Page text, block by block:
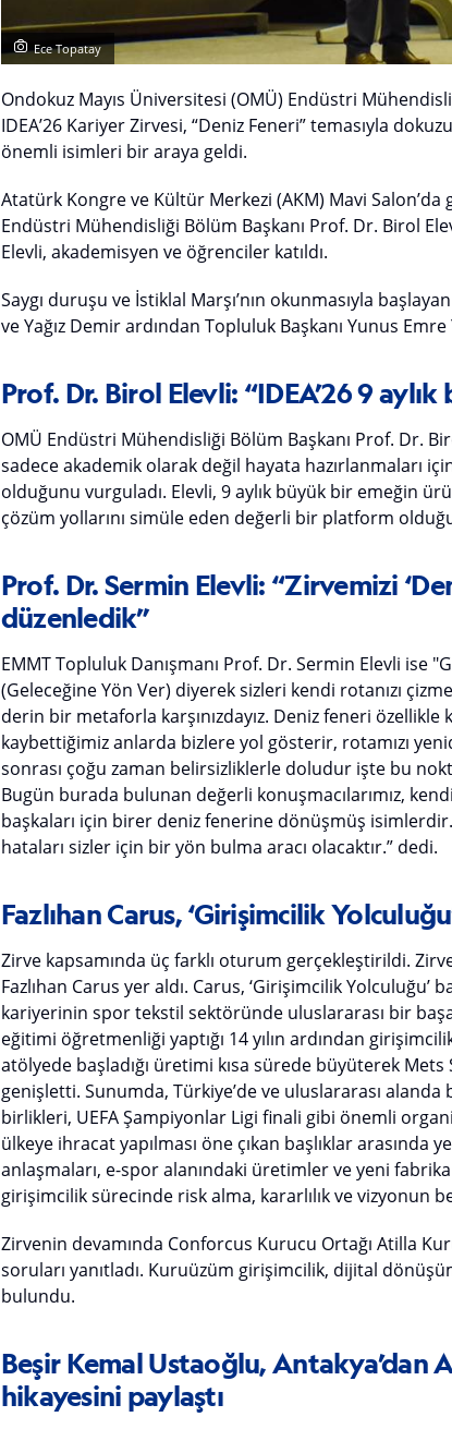
Ece Topatay
Ondokuz Mayıs Üniversitesi (OMÜ) Endüstri
IDEA’26 Kariyer Zirvesi, “Deniz Feneri” temasıyla
önemli isimleri bir araya geldi.
Atatürk Kongre ve Kültür Merkezi (AKM) Mavi Salon’da
Endüstri Mühendisliği Bölüm Başkanı Prof. Dr. Birol
Elevli, akademisyen ve öğrenciler katıldı.
Saygı duruşu ve İstiklal Marşı’nın okunmasıyla
ve Yağız Demir ardından Topluluk Başkanı Yunus Emre
Prof. Dr. Birol Elevli: “IDEA’26 9
OMÜ Endüstri Mühendisliği Bölüm Başkanı Prof. Dr.
sadece akademik olarak değil hayata hazırlanmaları
olduğunu vurguladı. Elevli, 9 aylık büyük bir emeğin
çözüm yollarını simüle eden değerli bir platform
Prof. Dr. Sermin Elevli: “Zirvemizi
düzenledik”
EMMT Topluluk Danışmanı Prof. Dr. Sermin Elevli ise
(Geleceğine Yön Ver) diyerek sizleri kendi rotanızı
derin bir metaforla karşınızdayız. Deniz feneri
kaybettiğimiz anlarda bizlere yol gösterir, rotamızı
sonrası çoğu zaman belirsizliklerle doludur işte bu
Bugün burada bulunan değerli konuşmacılarımız,
başkaları için birer deniz fenerine dönüşmüş
hataları sizler için bir yön bulma aracı olacaktır.” dedi.
Fazlıhan Carus, ‘Girişimcilik
Zirve kapsamında üç farklı oturum gerçekleştirildi.
Fazlıhan Carus yer aldı. Carus, ‘Girişimcilik Yolculuğu’
kariyerinin spor tekstil sektöründe uluslararası bir
eğitimi öğretmenliği yaptığı 14 yılın ardından
atölyede başladığı üretimi kısa sürede büyüterek Mets
genişletti. Sunumda, Türkiye’de ve uluslararası
birlikleri, UEFA Şampiyonlar Ligi finali gibi önemli
ülkeye ihracat yapılması öne çıkan başlıklar arasında
anlaşmaları, e-spor alanındaki üretimler ve yeni
girişimcilik sürecinde risk alma, kararlılık ve vizyonun
Zirvenin devamında Conforcus Kurucu Ortağı Atilla
soruları yanıtladı. Kuruüzüm girişimcilik, dijital
bulundu.
Beşir Kemal Ustaoğlu, Antakya’dan
hikayesini paylaştı